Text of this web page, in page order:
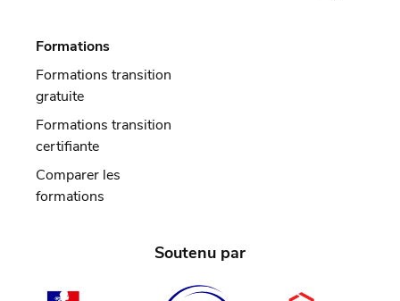
Formations
Formations transition
gratuite
Formations transition
certifiante
Comparer les
formations
Soutenu par